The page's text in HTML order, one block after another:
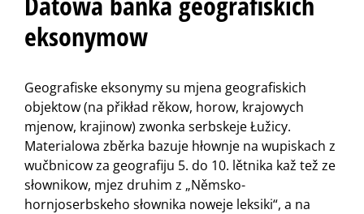
eksonymow
Geografiske eksonymy su mjena geografiskich
objektow (na přikład rěkow, horow, krajowych
mjenow, krajinow) zwonka serbskeje Łužicy.
Materialowa zběrka bazuje hłownje na wupiskach z
wučbnicow za geografiju 5. do 10. lětnika kaž tež ze
słownikow, mjez druhim z „Němsko-
hornjoserbskeho słownika noweje leksiki“, a na